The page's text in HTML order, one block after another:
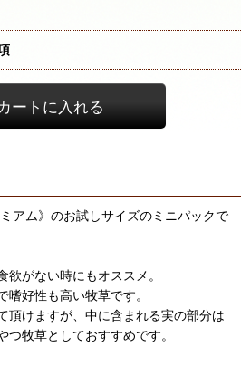
ートに入れる
アム》のお試しサイズのミニパックで
がない時にもオススメ。
好性も高い牧草です。
頂けますが、中に含まれる実の部分は
牧草としておすすめです。